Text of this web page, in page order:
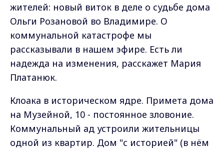
жителей: новый виток в деле о судьбе дома
Ольги Розановой во Владимире. О
коммунальной катастрофе мы
рассказывали в нашем эфире. Есть ли
надежда на изменения, расскажет Мария
Платанюк.
Клоака в историческом ядре. Примета дома
на Музейной, 10 - постоянное зловоние.
Коммунальный ад устроили жительницы
одной из квартир. Дом "с историей" (в нём